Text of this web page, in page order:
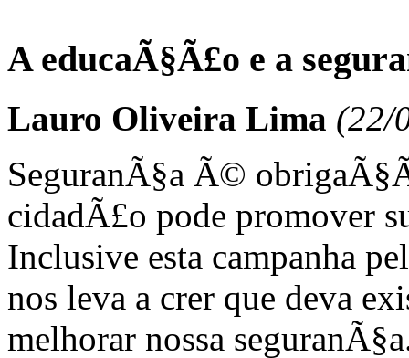
A educaÃ§Ã£o e a
Lauro Oliveira Lima (22/
SeguranÃ§a Ã©
cidadÃ£o pode promover
Inclusive esta campanha
nos leva a crer que deva
melhorar nossa